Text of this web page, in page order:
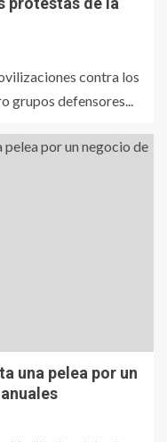
contra los
grupos defensores...
una pelea por un